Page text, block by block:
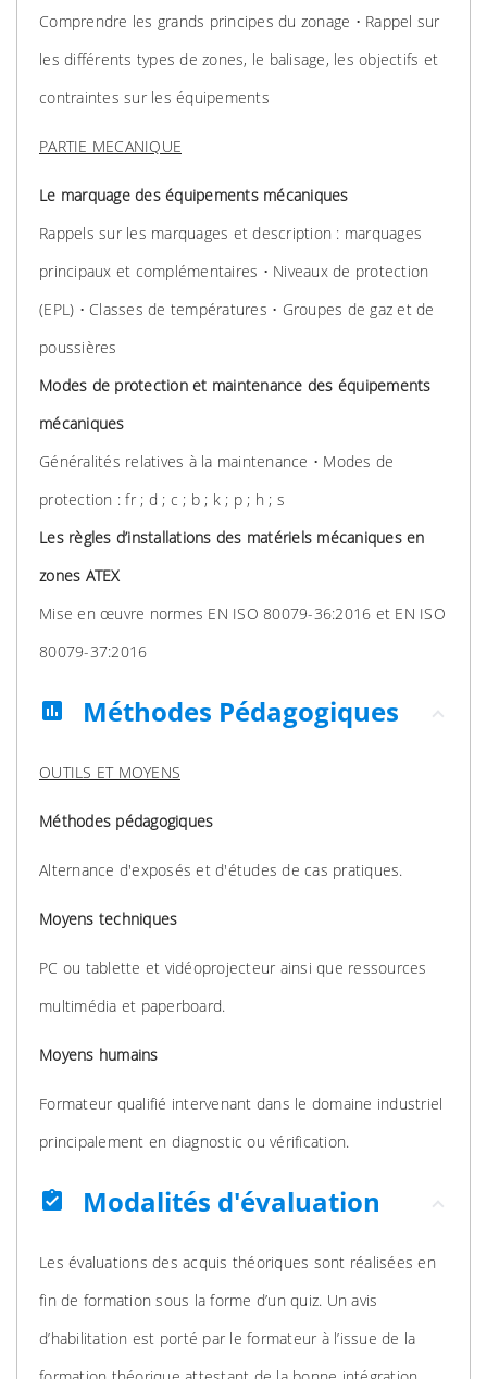
Comprendre les grands principes du zonage • Rappel sur
les différents types de zones, le balisage, les objectifs et
contraintes sur les équipements
PARTIE MECANIQUE
Le marquage des équipements mécaniques
Rappels sur les marquages et description : marquages
principaux et complémentaires • Niveaux de protection
(EPL) • Classes de températures • Groupes de gaz et de
poussières
Modes de protection et maintenance des équipements
mécaniques
Généralités relatives à la maintenance • Modes de
protection : fr ; d ; c ; b ; k ; p ; h ; s
Les règles d’installations des matériels mécaniques en
zones ATEX
Mise en œuvre normes EN ISO 80079-36:2016 et EN ISO
80079-37:2016
assessment Méthodes Pédagogiques
OUTILS ET MOYENS
Méthodes pédagogiques
Alternance d'exposés et d'études de cas pratiques.
Moyens techniques
PC ou tablette et vidéoprojecteur ainsi que ressources
multimédia et paperboard.
Moyens humains
Formateur qualifié intervenant dans le domaine industriel
principalement en diagnostic ou vérification.
assignment_turned_in Modalités d'évaluation
Les évaluations des acquis théoriques sont réalisées en
fin de formation sous la forme d’un quiz. Un avis
d’habilitation est porté par le formateur à l’issue de la